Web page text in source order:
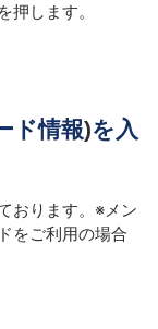
します。
ド情報)を入
ります。 ※メン
をご利用の場合